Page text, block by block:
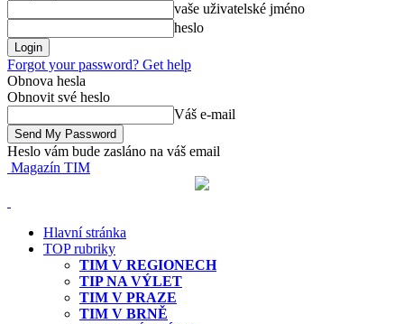
vaše uživatelské jméno
heslo
Forgot your password? Get help
Obnova hesla
Obnovit své heslo
Váš e-mail
Heslo vám bude zasláno na váš email
Magazín TIM
Hlavní stránka
TOP rubriky
TIM V REGIONECH
TIP NA VÝLET
TIM V PRAZE
TIM V BRNĚ